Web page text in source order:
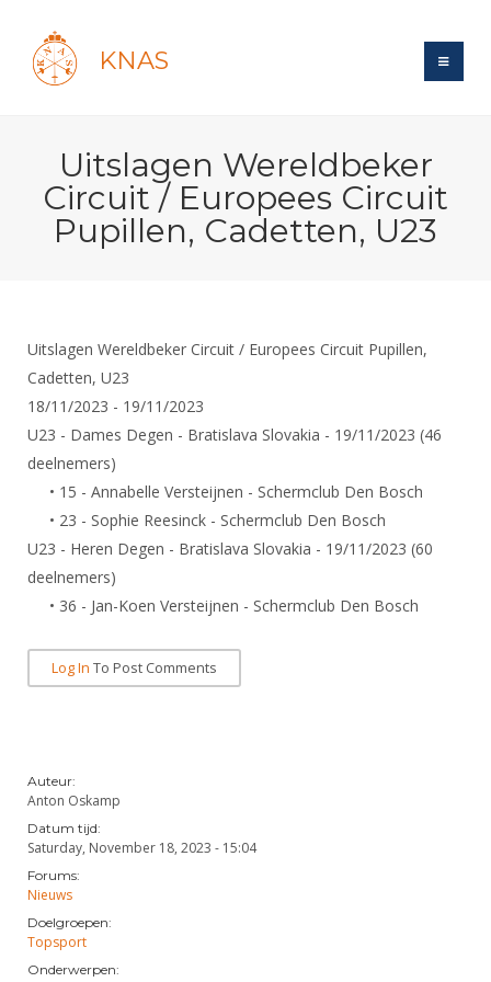
KNAS
Recent posts
Forums
Maandelijks archief
Evenement
Website
Gebruiksvoorwaarden
Handleiding
Bond
Bond
Reglementen
Ledencijfers
Sponsors en Partners
Organisatie
Bestuur
Commissies
Leden van Verdiensten
Contact
Medewerkers
Samenwerking
Formulieren
Schermen
Recreatiesport
Veteranen
Wedstrijdsport
Ranglijsten
Reglementen
Schermpaspoort
Wedstrijdkalender
KNAS Keurmerk
NK's
JPT
JEC
Veteranenwedstrijden
Nieuws
Oranje
DBT
SBT
Talentontwikkeling
Atletencommissie
Internationale aanmeldingen
Voor de jeugd
Spreekbeurtpakket
Ouders en vereniging
Jeugdkampen
Brassardsysteem
Voor coaches en leraren
Nationale opleidingen
Leraar
Voor scheidsrechters
Nieuws
Scheidsrechterslijst
Scheidsrechter Documentatie
Forums
Schermforum
Nieuws
Zoek Vereniging
Contact
NK organiseren
Uitslagen Wereldbeker
Circuit / Europees Circuit
Pupillen, Cadetten, U23
Uitslagen Wereldbeker Circuit / Europees Circuit Pupillen,
Cadetten, U23
18/11/2023 - 19/11/2023
U23 - Dames Degen - Bratislava Slovakia - 19/11/2023 (46
deelnemers)
• 15 - Annabelle Versteijnen - Schermclub Den Bosch
• 23 - Sophie Reesinck - Schermclub Den Bosch
U23 - Heren Degen - Bratislava Slovakia - 19/11/2023 (60
deelnemers)
• 36 - Jan-Koen Versteijnen - Schermclub Den Bosch
Log In To Post Comments
Auteur:
Anton Oskamp
Datum tijd:
Saturday, November 18, 2023 - 15:04
Forums:
Nieuws
Doelgroepen:
Topsport
Onderwerpen: